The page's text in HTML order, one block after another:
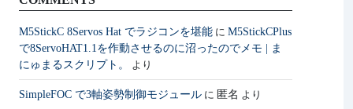
M5StickC 8Servos Hat でラジコンを堪能 に M5StickCPlus
で8ServoHAT1.1を作動させるのに沼ったのでメモ | ま
にゅまるスクリプト。
より
SimpleFOC で3軸姿勢制御モジュール に 匿名 より